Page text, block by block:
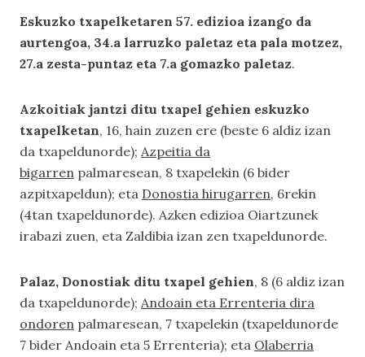
Eskuzko txapelketaren 57. edizioa izango da
aurtengoa, 34.a larruzko paletaz eta pala motzez,
27.a zesta-puntaz eta 7.a gomazko paletaz.
Azkoitiak jantzi ditu txapel gehien eskuzko
txapelketan, 16, hain zuzen ere (beste 6 aldiz izan
da txapeldunorde); Azpeitia da
bigarren palmaresean, 8 txapelekin (6 bider
azpitxapeldun); eta Donostia hirugarren, 6rekin
(4tan txapeldunorde). Azken edizioa Oiartzunek
irabazi zuen, eta Zaldibia izan zen txapeldunorde.
Palaz, Donostiak ditu txapel gehien, 8 (6 aldiz izan
da txapeldunorde); Andoain eta Errenteria dira
ondoren palmaresean, 7 txapelekin (txapeldunorde
7 bider Andoain eta 5 Errenteria); eta Olaberria